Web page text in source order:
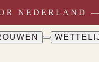
NEDERLAND